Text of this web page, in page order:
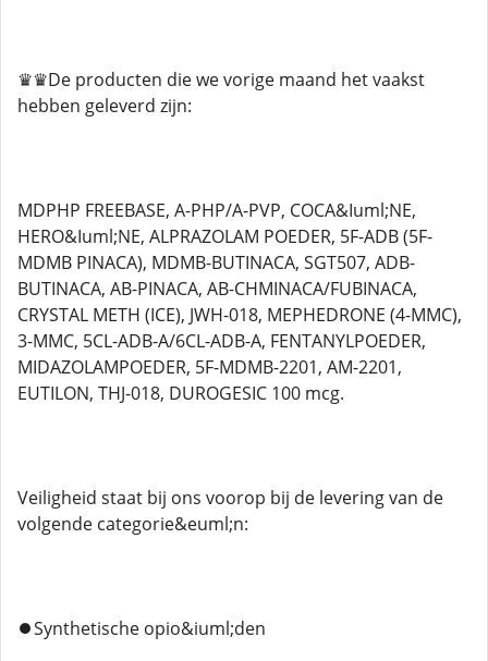
♛♛De producten die we vorige maand het vaakst
hebben geleverd zijn:
MDPHP FREEBASE, A-PHP/A-PVP, COCA&Iuml;NE,
HERO&Iuml;NE, ALPRAZOLAM POEDER, 5F-ADB (5F-
MDMB PINACA), MDMB-BUTINACA, SGT507, ADB-
BUTINACA, AB-PINACA, AB-CHMINACA/FUBINACA,
CRYSTAL METH (ICE), JWH-018, MEPHEDRONE (4-MMC),
3-MMC, 5CL-ADB-A/6CL-ADB-A, FENTANYLPOEDER,
MIDAZOLAMPOEDER, 5F-MDMB-2201, AM-2201,
EUTILON, THJ-018, DUROGESIC 100 mcg.
Veiligheid staat bij ons voorop bij de levering van de
volgende categorie&euml;n:
⏺️Synthetische opio&iuml;den